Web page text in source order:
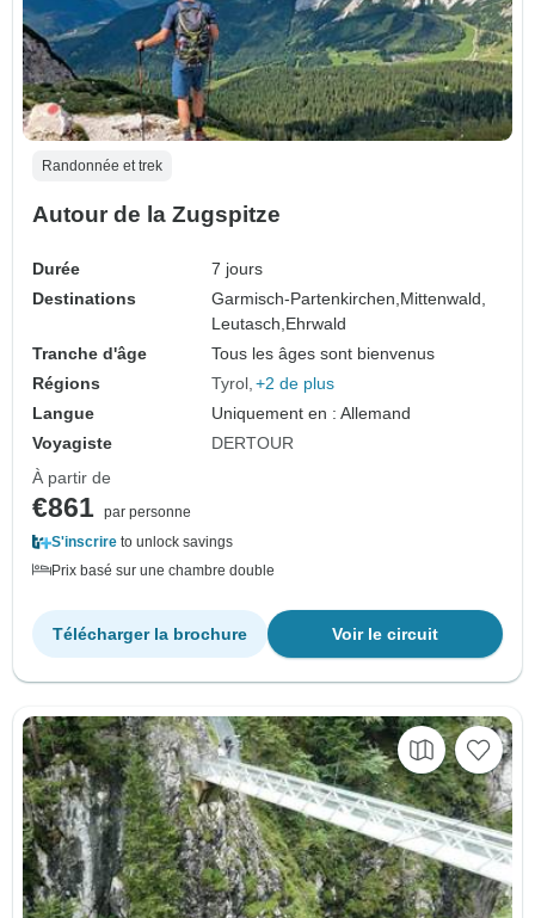
Randonnée et trek
Autour de la Zugspitze
Durée
7 jours
Destinations
Garmisch-Partenkirchen,Mittenwald,
Leutasch,Ehrwald
Tranche d'âge
Tous les âges sont bienvenus
Régions
Tyrol +2 de plus
Langue
Uniquement en : Allemand
Voyagiste
DERTOUR
À partir de
€861 par personne
S'inscrire to unlock savings
Prix basé sur une chambre double
Voir le circuit
Télécharger la brochure